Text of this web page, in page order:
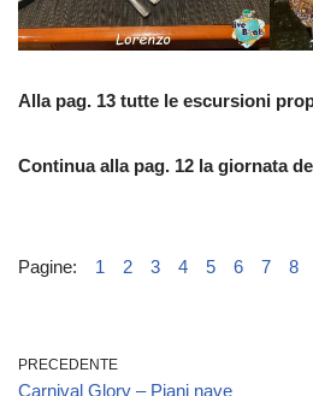
Alla pag. 13 tutte le escursioni
Continua alla pag. 12 la giornata
Pagine: 1 2 3 4 5 6 7 8
PRECEDENTE
Carnival Glory – Piani nave